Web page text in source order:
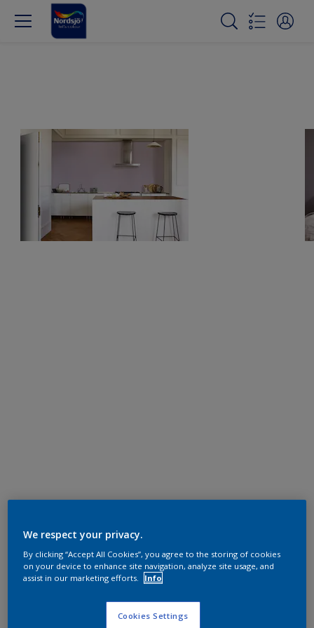
We respect your privacy.
By clicking “Accept All Cookies”, you agree to the storing of cookies
on your device to enhance site navigation, analyze site usage, and
assist in our marketing efforts.
Info
Cookies Settings